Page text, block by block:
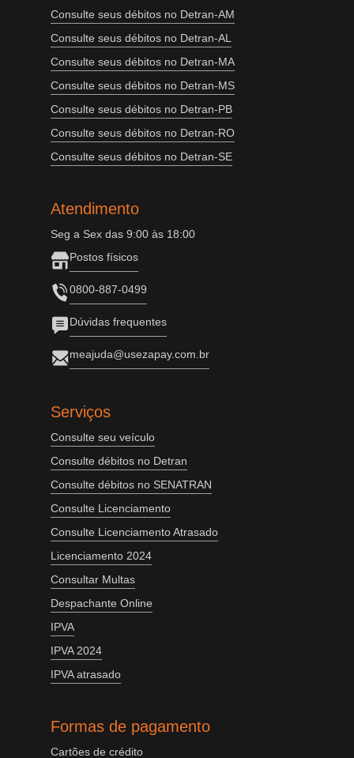
Consulte seus débitos no Detran-AM
Consulte seus débitos no Detran-AL
Consulte seus débitos no Detran-MA
Consulte seus débitos no Detran-MS
Consulte seus débitos no Detran-PB
Consulte seus débitos no Detran-RO
Consulte seus débitos no Detran-SE
Atendimento
Seg a Sex das 9:00 às 18:00
Postos físicos
0800-887-0499
Dúvidas frequentes
meajuda@usezapay.com.br
Serviços
Consulte seu veículo
Consulte débitos no Detran
Consulte débitos no SENATRAN
Consulte Licenciamento
Consulte Licenciamento Atrasado
Licenciamento 2024
Consultar Multas
Despachante Online
IPVA
IPVA 2024
IPVA atrasado
Formas de pagamento
Cartões de crédito